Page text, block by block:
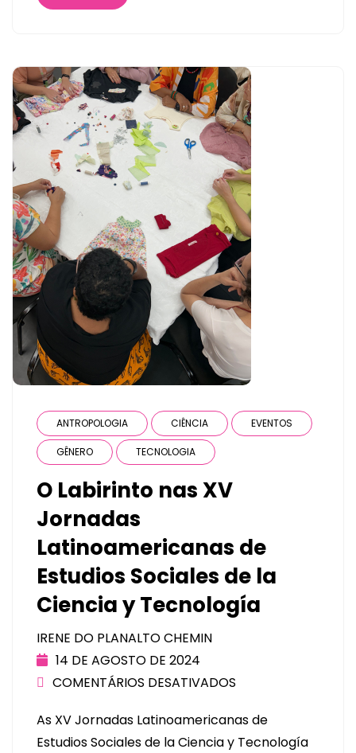
ANTROPOLOGIA CIÊNCIA EVENTOS
GÊNERO TECNOLOGIA
O Labirinto nas XV
Jornadas
Latinoamericanas de
Estudios Sociales de la
Ciencia y Tecnología
IRENE DO PLANALTO CHEMIN
14 DE AGOSTO DE 2024
COMENTÁRIOS DESATIVADOS
As XV Jornadas Latinoamericanas de
Estudios Sociales de la Ciencia y Tecnología